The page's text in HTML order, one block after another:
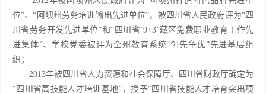
位”、“阿坝州劳务培训输出先进单位”，被四川省人民政府评为“四
川省劳务开发先进单位”和“四川省‘9+3’藏区免费职业教育工作先
进集体”、学校党委被评为全州教育系统“创先争优”先进基层组
织；
2013年被四川省人力资源和社会保障厅、四川省财政厅确定为
“四川省高技能人才培训基地”，授予“四川省技能人才培育突出项